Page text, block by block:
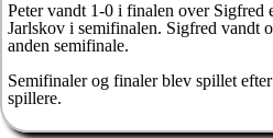
Peter vandt 1-0 i finalen over Sigfred
Jarlskov i semifinalen. Sigfred vandt
anden semifinale.
Semifinaler og finaler blev spillet
spillere.